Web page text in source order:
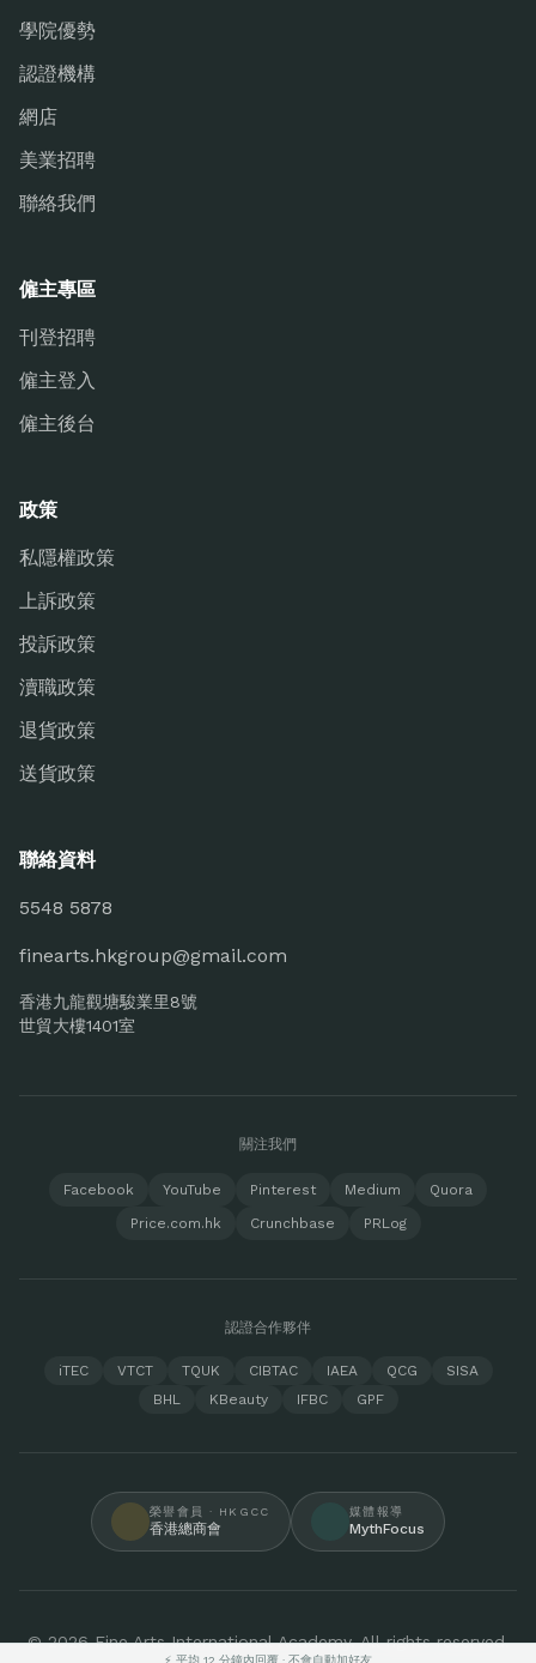
學院優勢
認證機構
網店
美業招聘
聯絡我們
僱主專區
刊登招聘
僱主登入
僱主後台
政策
私隱權政策
上訴政策
投訴政策
瀆職政策
退貨政策
送貨政策
聯絡資料
5548 5878
finearts.hkgroup@gmail.com
香港九龍觀塘駿業里8號
世貿大樓1401室
關注我們
Facebook YouTube Pinterest Medium
Quora
Price.com.hk
Crunchbase PRLog
認證合作夥伴
iTEC VTCT TQUK CIBTAC IAEA QCG
SISA
BHL
KBeauty IFBC GPF
榮譽會員 · HKGCC
香港總商會
媒體報導
MythFocus
© 2026 Fine Arts International Academy. All rights reserved.
⚡ 平均 12 分鐘內回覆 · 不會自動加好友